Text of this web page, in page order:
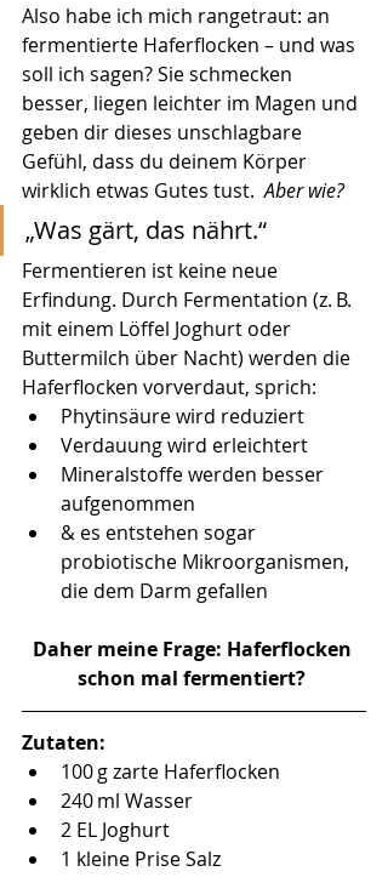
Also habe ich mich rangetraut: an
fermentierte Haferflocken – und was
soll ich sagen? Sie schmecken
besser, liegen leichter im Magen und
geben dir dieses unschlagbare
Gefühl, dass du deinem Körper
wirklich etwas Gutes tust. Aber wie?
„Was gärt, das nährt.“
Fermentieren ist keine neue
Erfindung. Durch Fermentation (z. B.
mit einem Löffel Joghurt oder
Buttermilch über Nacht) werden die
Haferflocken vorverdaut, sprich:
Phytinsäure wird reduziert
Verdauung wird erleichtert
Mineralstoffe werden besser
aufgenommen
& es entstehen sogar
probiotische Mikroorganismen,
die dem Darm gefallen
Daher meine Frage: Haferflocken
schon mal fermentiert?
Zutaten:
100 g zarte Haferflocken
240 ml Wasser
2 EL Joghurt
1 kleine Prise Salz